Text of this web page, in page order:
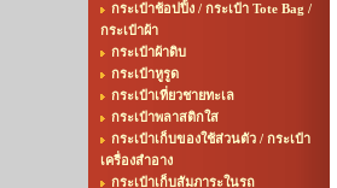
กระเป๋าช้อปปิ้ง / กระเป๋า Tote Bag /
กระเป๋าผ้า
กระเป๋าผ้าดิบ
กระเป๋าหูรูด
กระเป๋าเที่ยวชายทะเล
กระเป๋าพลาสติกใส
กระเป๋าเก็บของใช้ส่วนตัว / กระเป๋า
เครื่องสำอาง
กระเป๋าเก็บสัมภาระในรถ